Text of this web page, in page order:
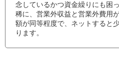
念しているかつ資金繰りにも困
稀に、営業外収益と営業外費用
額が同等程度で、ネットすると
ります。